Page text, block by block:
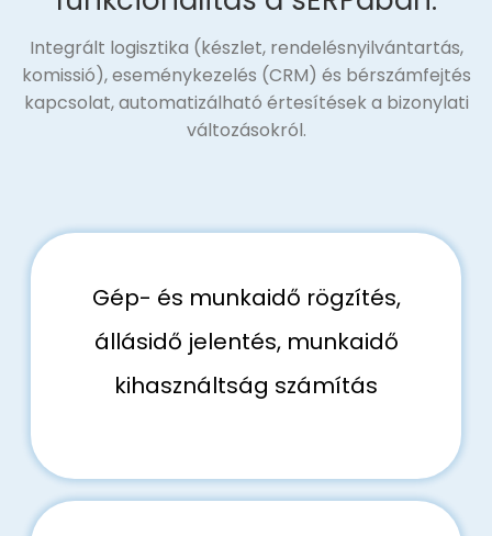
Integrált logisztika (készlet, rendelésnyilvántartás,
komissió), eseménykezelés (CRM) és bérszámfejtés
kapcsolat, automatizálható értesítések a bizonylati
változásokról.
Gép- és munkaidő rögzítés,
állásidő jelentés, munkaidő
kihasználtság számítás